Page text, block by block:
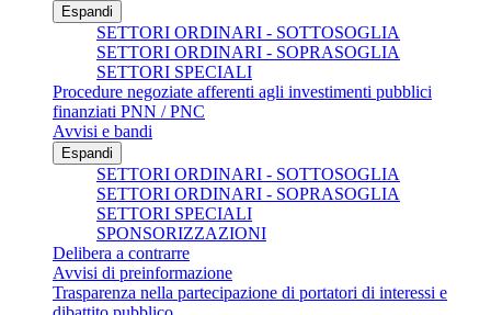
Espandi
SETTORI ORDINARI - SOTTOSOGLIA
SETTORI ORDINARI - SOPRASOGLIA
SETTORI SPECIALI
Procedure negoziate afferenti agli investimenti pubblici
finanziati PNN / PNC
Avvisi e bandi
Espandi
SETTORI ORDINARI - SOTTOSOGLIA
SETTORI ORDINARI - SOPRASOGLIA
SETTORI SPECIALI
SPONSORIZZAZIONI
Delibera a contrarre
Avvisi di preinformazione
Trasparenza nella partecipazione di portatori di interessi e